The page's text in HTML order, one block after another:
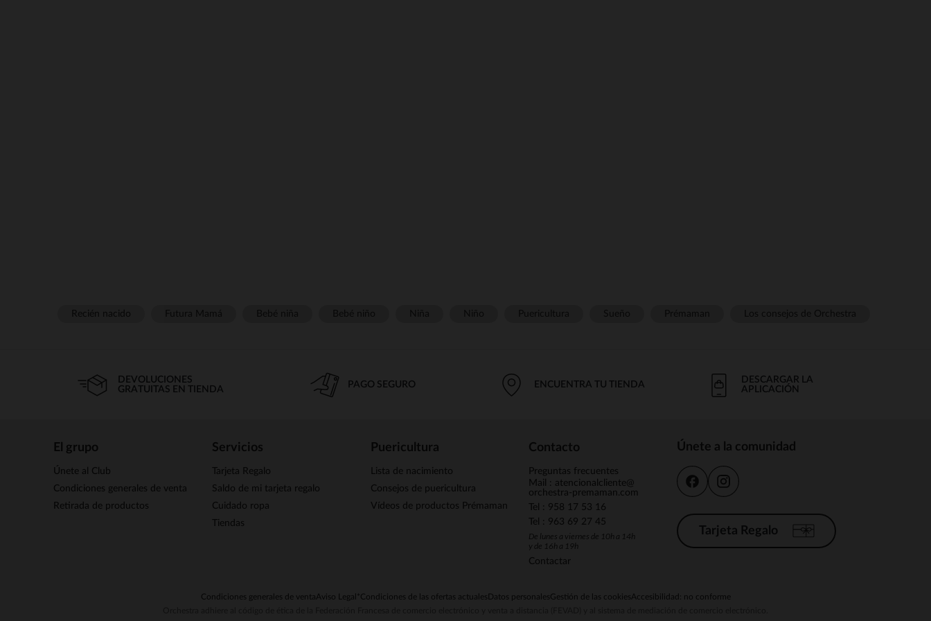
DEVOLUCIONES
GRATUITAS EN TIENDA
PAGO SEGURO ENCUENTRA TU TIENDA
DESCARGAR LA
APLICACIÓN
El grupo
Únete al Club
Condiciones generales de venta
Retirada de productos
Servicios
Tarjeta Regalo
Saldo de mi tarjeta regalo
Cuidado ropa
Tiendas
Puericultura
Lista de nacimiento
Consejos de puericultura
Vídeos de productos Prémaman
Contacto
Preguntas frecuentes
Mail : atencionalcliente@
orchestra-premaman.com
Tel : 958 17 53 16
Tel : 963 69 27 45
De lunes a viernes de 10h a 14h
y de 16h a 19h
Contactar
Únete a la comunidad
Tarjeta Regalo
Condiciones generales de ventaAviso Legal *Condiciones de las ofertas actuales Datos personalesGestión de las cookiesAccesibilidad: no conforme